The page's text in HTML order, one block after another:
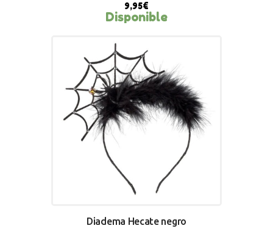
BUY NOW
9,95€
Disponible
Diadema Hecate negro